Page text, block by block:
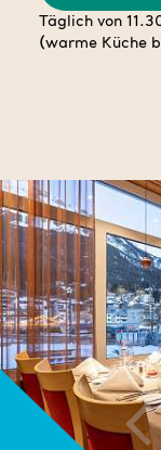
Täglich von
(warme Küche